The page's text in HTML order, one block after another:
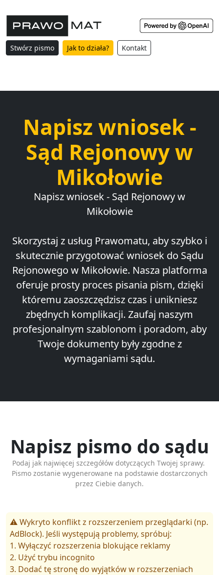
Stwórz pismo Jak to działa? Kontakt
Napisz wniosek -
Sąd Rejonowy w
Mikołowie
Napisz wniosek - Sąd Rejonowy w
Mikołowie
Skorzystaj z usług Prawomatu, aby szybko i
skutecznie przygotować wniosek do Sądu
Rejonowego w Mikołowie. Nasza platforma
oferuje prosty proces pisania pism, dzięki
któremu zaoszczędzisz czas i unikniesz
zbędnych komplikacji. Zaufaj naszym
profesjonalnym szablonom i poradom, aby
Twoje dokumenty były zgodne z
wymaganiami sądu.
Napisz pismo do sądu
Podaj jak najwięcej szczegółów dotyczących Twojej sprawy.
Pismo zostanie wygenerowane na podstawie dostarczonych
przez Ciebie danych.
⚠️ Wykryto konflikt z rozszerzeniem przeglądarki (np.
AdBlock). Jeśli występują problemy, spróbuj:
1. Wyłączyć rozszerzenia blokujące reklamy
2. Użyć trybu incognito
3. Dodać tę stronę do wyjątków w rozszerzeniach